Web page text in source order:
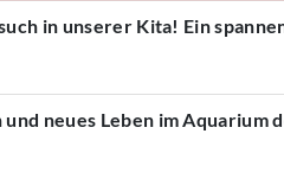
in unserer Kita! Ein
neues Leben im Aquarium